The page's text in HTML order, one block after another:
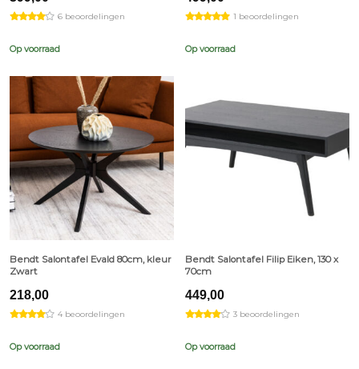
6 beoordelingen
Op voorraad
1 beoordelingen
Op voorraad
Bendt Salontafel Evald 80cm, kleur
Zwart
218,00
4 beoordelingen
Op voorraad
Bendt Salontafel Filip Eiken, 130 x
70cm
449,00
3 beoordelingen
Op voorraad